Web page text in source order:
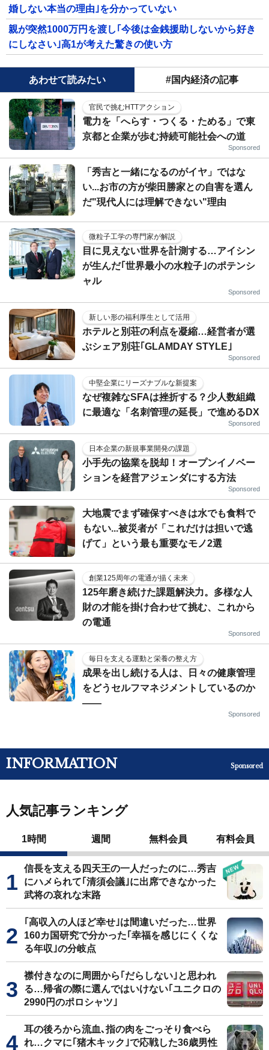
婚しない本当の理由｣を分かっていない
親が突然1000万円を渡し｢今後は金銭援助しないから好き
にしなさい｣高1が考えた驚きの使い方
あわせて読みたい #国内経済の記事
官民で挑むHTTアクション
電力を「へらす・つくる・ためる」で東
京都と企業が歩む持続可能社会への道
Sponsored
「秀吉と一緒になるのがイヤ」ではな
い...お市の方が柴田勝家との自害を選ん
だ"現代人には理解できない"理由
微粒子工学の専門家が解説
目に見えない世界を計測する…アイシン
が生んだ｢世界最小の水粒子｣のポテンシ
ャル
Sponsored
新しい形の福利厚生として活用
ホテルと別荘の利点を凝縮…経営者が選
ぶシェア別荘｢GLAMDAY STYLE｣
Sponsored
中堅企業にリーズナブルな新提案
なぜ複雑なSFAは挫折する？少人数組織
に最適な「名刺管理の延長」で進めるDX
Sponsored
日本企業の新規事業開発の課題
小手先の協業を脱却！オープンイノベー
ションを経営アジェンダにする方法
Sponsored
大地震でまず確保すべきは水でも食料で
もない...被災者が「これだけは担いで逃
げて」という最も重要なモノ2選
創業125周年の電通が描く未来
125年磨き続けた課題解決力。多様な人
財の才能を掛け合わせて挑む、これから
の電通
Sponsored
毎日を支える運動と栄養の整え方
成果を出し続ける人は、日々の健康管理
をどうセルフマネジメントしているのか
——
Sponsored
INFORMATION Sponsored
人気記事ランキング
1時間 週間 無料会員 有料会員
信長を支える四天王の一人だったのに…秀吉
にハメられて｢清須会議｣に出席できなかった
武将の哀れな末路
｢高収入の人ほど幸せ｣は間違いだった…世界
160カ国研究で分かった｢幸福を感じにくくな
る年収｣の分岐点
襟付きなのに周囲から｢だらしない｣と思われ
る…帰省の際に選んではいけない｢ユニクロの
2990円のポロシャツ｣
耳の後ろから流血､指の肉をごっそり食べら
れ…クマに｢猪木キック｣で応戦した36歳男性